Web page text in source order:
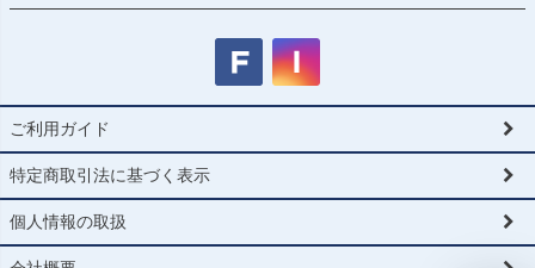
ご利用ガイド
特定商取引法に基づく表示
個人情報の取扱